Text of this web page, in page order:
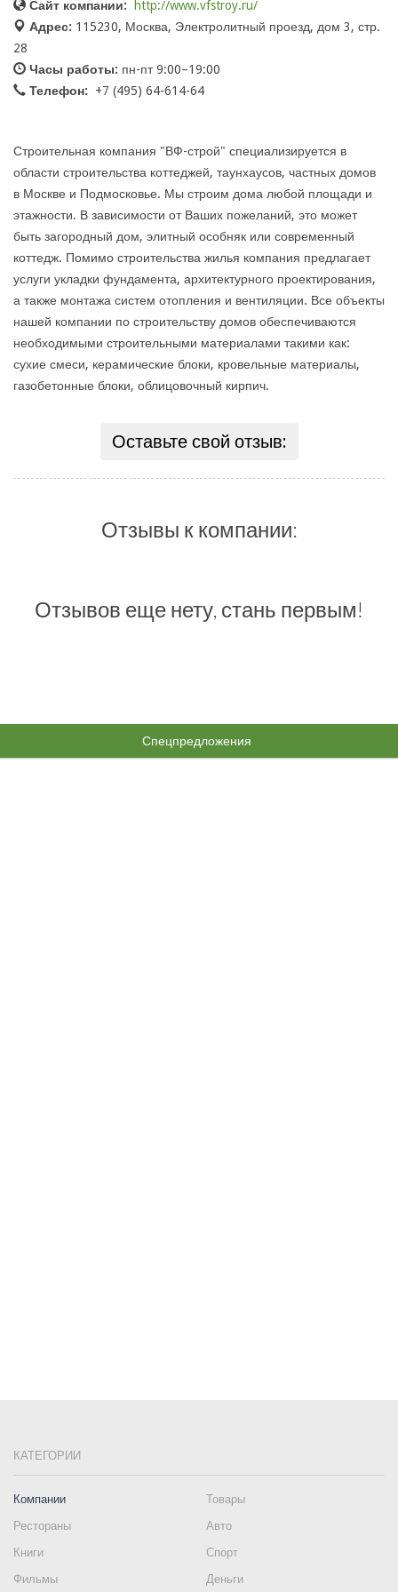
Сайт компании:
http://www.vfstroy.ru/
Адрес: 115230, Москва, Электролитный проезд, дом 3, стр.
28
Часы работы: пн-пт 9:00–19:00
Телефон:
+7 (495) 64-614-64
Строительная компания "ВФ-строй" специализируется в
области строительства коттеджей, таунхаусов, частных домов
в Москве и Подмосковье. Мы строим дома любой площади и
этажности. В зависимости от Ваших пожеланий, это может
быть загородный дом, элитный особняк или современный
коттедж. Помимо строительства жилья компания предлагает
услуги укладки фундамента, архитектурного проектирования,
а также монтажа систем отопления и вентиляции. Все объекты
нашей компании по строительству домов обеспечиваются
необходимыми строительными материалами такими как:
сухие смеси, керамические блоки, кровельные материалы,
газобетонные блоки, облицовочный кирпич.
Оставьте свой отзыв:
Отзывы к компании:
Отзывов еще нету, стань первым!
Спецпредложения
КАТЕГОРИИ
Компании
Товары
Рестораны
Авто
Книги
Спорт
Фильмы
Деньги